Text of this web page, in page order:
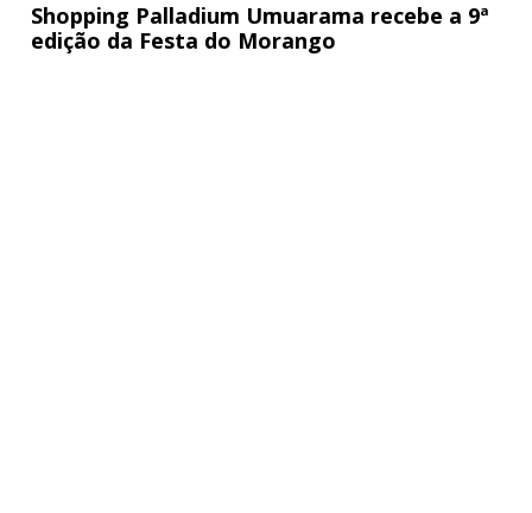
Shopping Palladium Umuarama recebe a 9ª
edição da Festa do Morango